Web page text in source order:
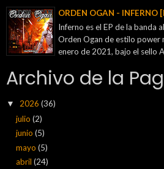
ORDEN OGAN - INFERNO
Inferno es el EP de la banda
Orden Ogan de estilo power
enero de 2021, bajo el sello
Archivo de la
▼ 2026 (36)
julio(2)
junio(5)
mayo(5)
abril(24)